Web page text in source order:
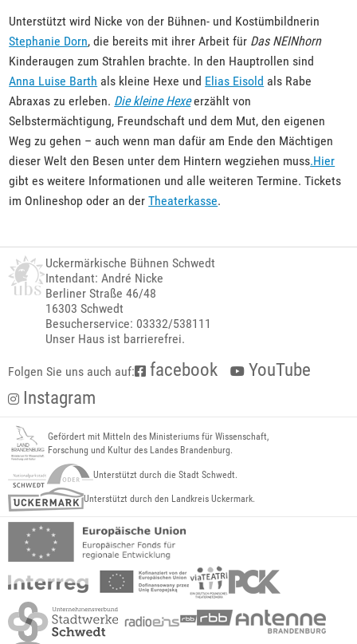
Unterstützt wird Nicke von der Bühnen- und Kostümbildnerin
Stephanie Dorn, die bereits mit ihrer Arbeit für Das NEINhorn
Kinderaugen zum Strahlen brachte. In den Hauptrollen sind
Anna Luise Barth als kleine Hexe und Elias Eisold als Rabe
Abraxas zu erleben. Die kleine Hexeerzählt von
Selbstermächtigung, Freundschaft und dem Mut, den eigenen
Weg zu gehen – auch wenn man dafür am Ende den Mächtigen
dieser Welt den Besen unter dem Hintern wegziehen muss.Hier
gibt es weitere Informationen und alle weiteren Termine. Tickets
im Onlineshop oder an derTheaterkasse.
Uckermärkische Bühnen Schwedt
Intendant: André Nicke
Berliner Straße 46/48
16303 Schwedt
Besucherservice: 03332/538111
Unser Haus ist barrierefrei.
Folgen Sie uns auch auf: facebook
YouTube
Instagram
Gefördert mit Mitteln des Ministeriums für Wissenschaft,
Forschung und Kultur des Landes Brandenburg.
Unterstützt durch die Stadt Schwedt.
Unterstützt durch den Landkreis Uckermark.